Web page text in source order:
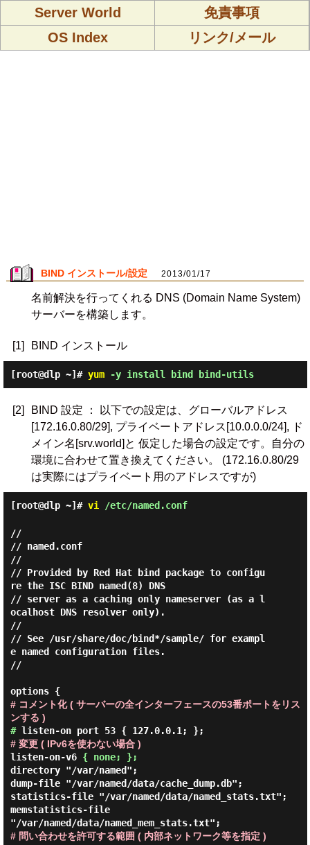
Server World
免責事項
OS Index
リンク/メール
BIND インストール/設定 2013/01/17
名前解決を行ってくれる DNS (Domain Name System)
サーバーを構築します。
[1] BIND インストール
[root@dlp ~]# yum-y install bind bind-utils
[2]
BIND 設定 ： 以下での設定は、グローバルアドレス
[172.16.0.80/29], プライベートアドレス[10.0.0.0/24], ド
メイン名[srv.world]と 仮定した場合の設定です。自分の
環境に合わせて置き換えてください。 (172.16.0.80/29
は実際にはプライベート用のアドレスですが)
[root@dlp ~]# vi /etc/named.conf
//
// named.conf
//
// Provided by Red Hat bind package to configu
re the ISC BIND named(8) DNS
// server as a caching only nameserver (as a l
ocalhost DNS resolver only).
//
// See /usr/share/doc/bind*/sample/ for exampl
e named configuration files.
//
options {
# コメント化 ( サーバーの全インターフェースの53番ポートをリス
ンする )
#listen-on port 53 { 127.0.0.1; };
# 変更 ( IPv6を使わない場合 )
listen-on-v6 { none; };
directory "/var/named";
dump-file "/var/named/data/cache_dump.db";
statistics-file "/var/named/data/named_stats.txt";
memstatistics-file
"/var/named/data/named_mem_stats.txt";
# 問い合わせを許可する範囲 ( 内部ネットワーク等を指定 )